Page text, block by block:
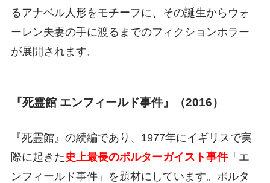
るアナベル人形をモチーフに、その誕生からウォ
ーレン夫妻の手に渡るまでのフィクションホラー
が展開されます。
『死霊館 エンフィールド事件』（2016）
『死霊館』の続編であり、1977年にイギリスで実
際に起きた 史上最長のポルターガイスト事件「エ
ンフィールド事件」を題材にしています。ポルタ